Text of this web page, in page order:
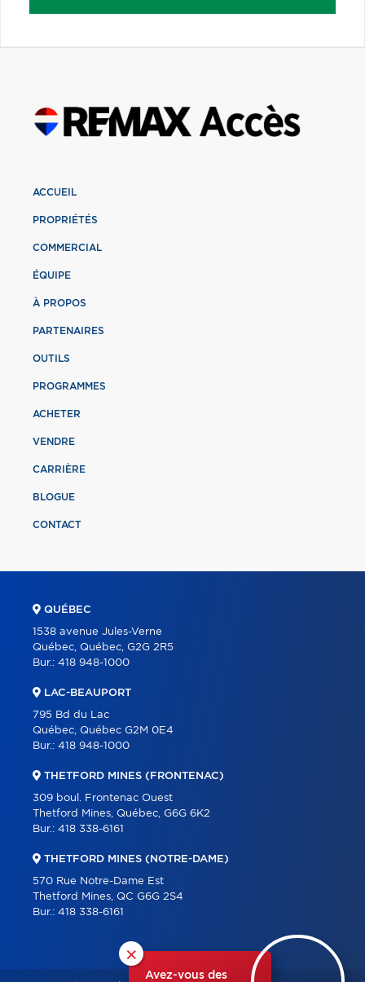
×
Avez-vous des
ACCUEIL
PROPRIÉTÉS
COMMERCIAL
ÉQUIPE
À PROPOS
PARTENAIRES
OUTILS
PROGRAMMES
ACHETER
VENDRE
CARRIÈRE
BLOGUE
CONTACT
QUÉBEC
1538 avenue Jules-Verne
Québec, Québec, G2G 2R5
Bur.: 418 948-1000
LAC-BEAUPORT
795 Bd du Lac
Québec, Québec G2M 0E4
Bur.: 418 948-1000
THETFORD MINES (FRONTENAC)
309 boul. Frontenac Ouest
Thetford Mines, Québec, G6G 6K2
Bur.: 418 338-6161
THETFORD MINES (NOTRE-DAME)
570 Rue Notre-Dame Est
Thetford Mines, QC G6G 2S4
Bur.: 418 338-6161